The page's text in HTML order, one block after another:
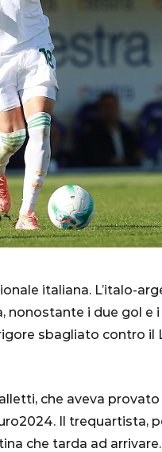
italiana. L’italo-
i due gol e
sbagliato contro il
che aveva
Il trequartista,
che tarda ad